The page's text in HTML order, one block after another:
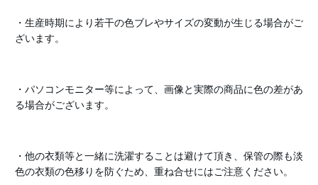
・生産時期により若干の色ブレやサイズの変動が生じる場合がご
ざいます。
・パソコンモニター等によって、画像と実際の商品に色の差があ
る場合がございます。
・他の衣類等と一緒に洗濯することは避けて頂き、保管の際も淡
色の衣類の色移りを防ぐため、重ね合せにはご注意ください。